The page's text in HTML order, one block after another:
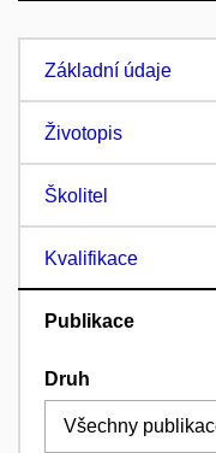
Základní údaje
Životopis
Školitel
Kvalifikace
Publikace
Druh